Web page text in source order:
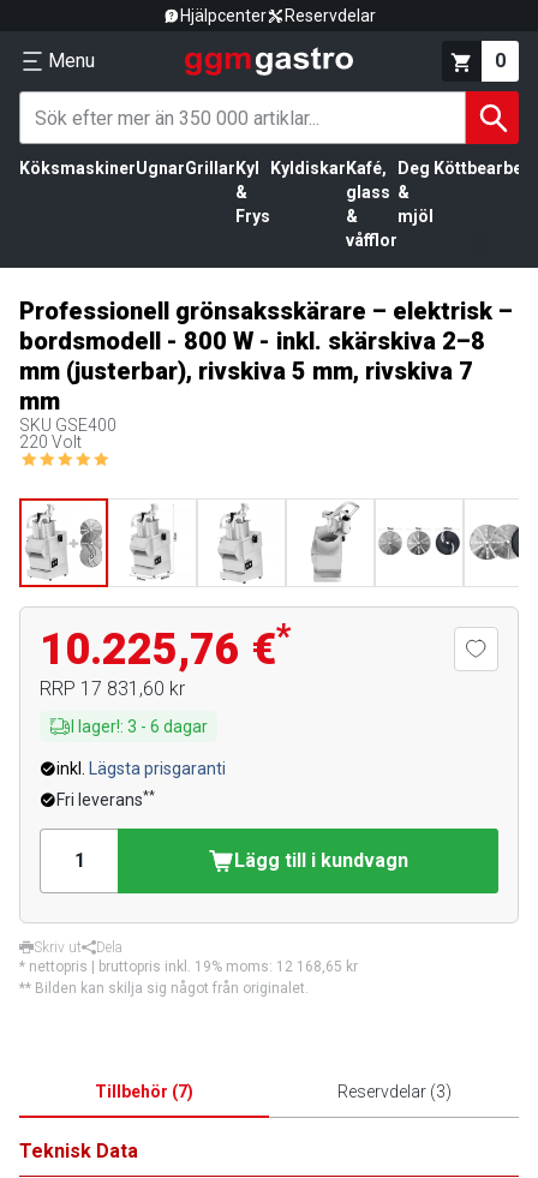
Hjälpcenter Reservdelar
Menu 0
KöksmaskinerUgnarGrillar Kyl
&
Frys
Kyldiskar Kafé,
glass
&
våfflor
Deg
&
mjöl
Professionell grönsaksskärare – elektrisk –
bordsmodell - 800 W - inkl. skärskiva 2–8
mm (justerbar), rivskiva 5 mm, rivskiva 7
mm
SKU GSE400
220 Volt
10.225,76 €*
RRP 17 831,60 kr
I lager!: 3 - 6 dagar
inkl.
Lägsta prisgaranti
Fri leverans**
Lägg till i kundvagn
Skriv ut
Dela
* nettopris | bruttopris inkl. 19% moms: 12 168,65 kr
** Bilden kan skilja sig något från originalet.
Tillbehör (7) Reservdelar(3)
Teknisk Data